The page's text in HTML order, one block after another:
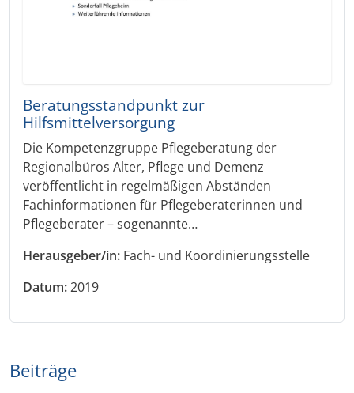
Beratungsstandpunkt zur
Hilfsmittelversorgung
Die Kompetenzgruppe Pflegeberatung der
Regionalbüros Alter, Pflege und Demenz
veröffentlicht in regelmäßigen Abständen
Fachinformationen für Pflegeberaterinnen und
Pflegeberater – sogenannte…
Herausgeber/in: Fach- und Koordinierungsstelle
Datum:2019
Beiträge